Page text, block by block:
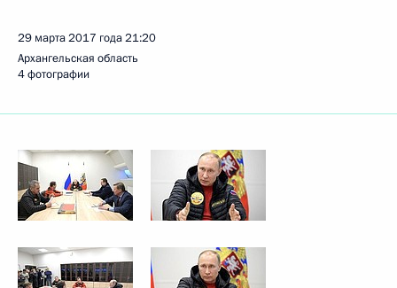
29 марта 2017 года21:20
Архангельская область
4 фотографии